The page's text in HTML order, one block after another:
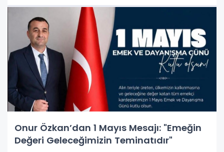
Onur Özkan’dan 1 Mayıs Mesajı: "Emeğin
Değeri Geleceğimizin Teminatıdır"